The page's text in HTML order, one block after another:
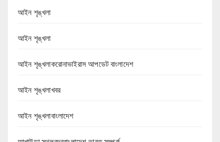
আইন শৃঙ্খলা
আইন শৃঙ্খলা
আইন শৃঙ্খলাকরোনাভাইরাস আপডেট বাংলাদেশ
আইন শৃঙ্খলাখবর
আইন শৃঙ্খলাবাংলাদেশ